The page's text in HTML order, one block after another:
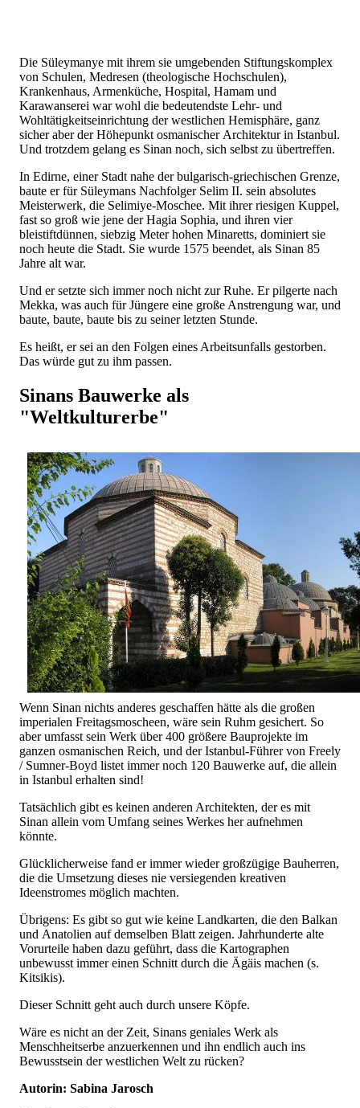
Die Süleymanye mit ihrem sie umgebenden Stiftungskomplex
von Schulen, Medresen (theologische Hochschulen),
Krankenhaus, Armenküche, Hospital, Hamam und
Karawanserei war wohl die bedeutendste Lehr- und
Wohltätigkeitseinrichtung der westlichen Hemisphäre, ganz
sicher aber der Höhepunkt osmanischer Architektur in Istanbul.
Und trotzdem gelang es Sinan noch, sich selbst zu übertreffen.
In Edirne, einer Stadt nahe der bulgarisch-griechischen Grenze,
baute er für Süleymans Nachfolger Selim II. sein absolutes
Meisterwerk, die Selimiye-Moschee. Mit ihrer riesigen Kuppel,
fast so groß wie jene der Hagia Sophia, und ihren vier
bleistiftdünnen, siebzig Meter hohen Minaretts, dominiert sie
noch heute die Stadt. Sie wurde 1575 beendet, als Sinan 85
Jahre alt war.
Und er setzte sich immer noch nicht zur Ruhe. Er pilgerte nach
Mekka, was auch für Jüngere eine große Anstrengung war, und
baute, baute, baute bis zu seiner letzten Stunde.
Es heißt, er sei an den Folgen eines Arbeitsunfalls gestorben.
Das würde gut zu ihm passen.
Sinans Bauwerke als
"Weltkulturerbe"
Wenn Sinan nichts anderes geschaffen hätte als die großen
imperialen Freitagsmoscheen, wäre sein Ruhm gesichert. So
aber umfasst sein Werk über 400 größere Bauprojekte im
ganzen osmanischen Reich, und der Istanbul-Führer von Freely
/ Sumner-Boyd listet immer noch 120 Bauwerke auf, die allein
in Istanbul erhalten sind!
Tatsächlich gibt es keinen anderen Architekten, der es mit
Sinan allein vom Umfang seines Werkes her aufnehmen
könnte.
Glücklicherweise fand er immer wieder großzügige Bauherren,
die die Umsetzung dieses nie versiegenden kreativen
Ideenstromes möglich machten.
Übrigens: Es gibt so gut wie keine Landkarten, die den Balkan
und Anatolien auf demselben Blatt zeigen. Jahrhunderte alte
Vorurteile haben dazu geführt, dass die Kartographen
unbewusst immer einen Schnitt durch die Ägäis machen (s.
Kitsikis).
Dieser Schnitt geht auch durch unsere Köpfe.
Wäre es nicht an der Zeit, Sinans geniales Werk als
Menschheitserbe anzuerkennen und ihn endlich auch ins
Bewusstsein der westlichen Welt zu rücken?
Autorin: Sabina Jarosch